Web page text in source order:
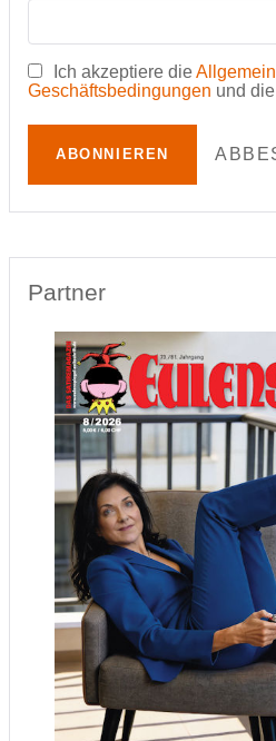
Ich akzeptiere die
Geschäftsbedingungen und die
ABONNIEREN
Partner